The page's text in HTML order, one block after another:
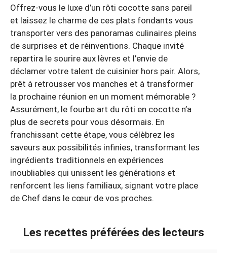
Offrez-vous le luxe d’un rôti cocotte sans pareil
et laissez le charme de ces plats fondants vous
transporter vers des panoramas culinaires pleins
de surprises et de réinventions. Chaque invité
repartira le sourire aux lèvres et l’envie de
déclamer votre talent de cuisinier hors pair. Alors,
prêt à retrousser vos manches et à transformer
la prochaine réunion en un moment mémorable ?
Assurément, le fourbe art du rôti en cocotte n’a
plus de secrets pour vous désormais. En
franchissant cette étape, vous célèbrez les
saveurs aux possibilités infinies, transformant les
ingrédients traditionnels en expériences
inoubliables qui unissent les générations et
renforcent les liens familiaux, signant votre place
de Chef dans le cœur de vos proches.
Les recettes préférées des lecteurs